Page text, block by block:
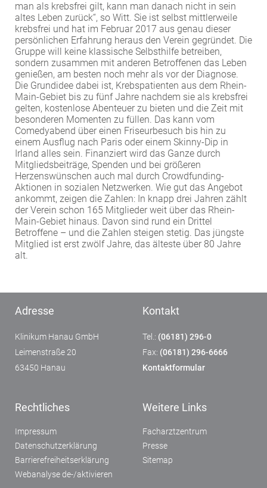
man als krebsfrei gilt, kann man danach nicht in sein
altes Leben zurück“, so Witt. Sie ist selbst mittlerweile
krebsfrei und hat im Februar 2017 aus genau dieser
persönlichen Erfahrung heraus den Verein gegründet. Die
Gruppe will keine klassische Selbsthilfe betreiben,
sondern zusammen mit anderen Betroffenen das Leben
genießen, am besten noch mehr als vor der Diagnose.
Die Grundidee dabei ist, Krebspatienten aus dem Rhein-
Main-Gebiet bis zu fünf Jahre nachdem sie als krebsfrei
gelten, kostenlose Abenteuer zu bieten und die Zeit mit
besonderen Momenten zu füllen. Das kann vom
Comedyabend über einen Friseurbesuch bis hin zu
einem Ausflug nach Paris oder einem Skinny-Dip in
Irland alles sein. Finanziert wird das Ganze durch
Mitgliedsbeiträge, Spenden und bei größeren
Herzenswünschen auch mal durch Crowdfunding-
Aktionen in sozialen Netzwerken. Wie gut das Angebot
ankommt, zeigen die Zahlen: In knapp drei Jahren zählt
der Verein schon 165 Mitglieder weit über das Rhein-
Main-Gebiet hinaus. Davon sind rund ein Drittel
Betroffene – und die Zahlen steigen stetig. Das jüngste
Mitglied ist erst zwölf Jahre, das älteste über 80 Jahre
alt.
Adresse
Klinikum Hanau GmbH
Leimenstraße 20
63450 Hanau
Kontakt
Tel.: (06181) 296-0
Fax: (06181) 296-6666
Kontaktformular
Rechtliches
Impressum
Datenschutzerklärung
Barrierefreiheitserklärung
Webanalyse de-/aktivieren
Weitere Links
Facharztzentrum
Presse
Sitemap